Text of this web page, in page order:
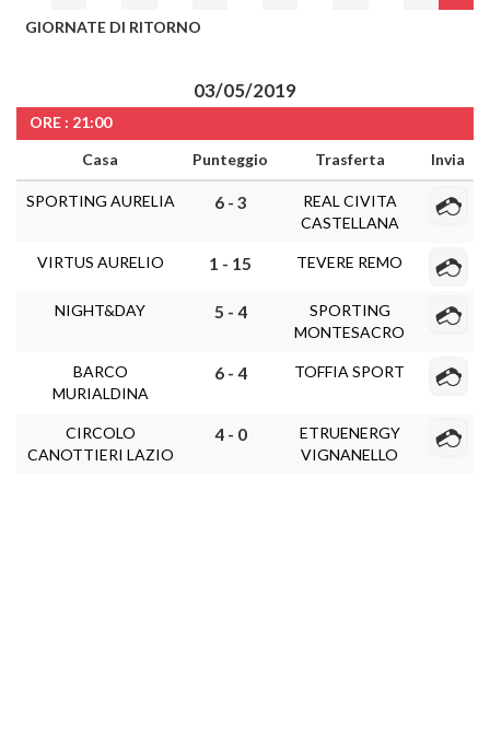
GIORNATE DI RITORNO
03/05/2019
ORE : 21:00
Casa
Punteggio Trasferta Invia
SPORTING AURELIA 6 - 3
REAL CIVITA
CASTELLANA
VIRTUS AURELIO 1 - 15 TEVERE REMO
NIGHT&DAY 5 - 4
SPORTING
MONTESACRO
BARCO
MURIALDINA
6 - 4 TOFFIA SPORT
CIRCOLO
CANOTTIERI LAZIO
4 - 0
ETRUENERGY
VIGNANELLO